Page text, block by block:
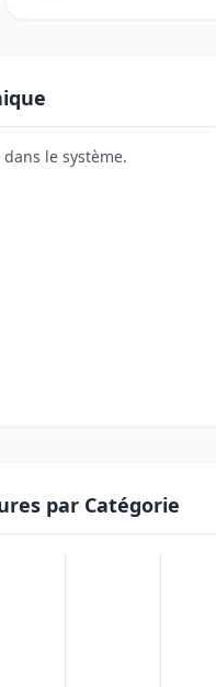
le système.
par Catégorie